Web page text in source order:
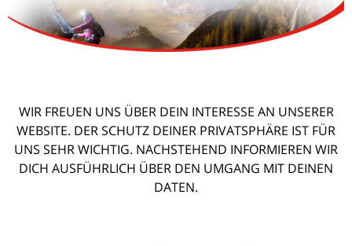
WIR FREUEN UNS ÜBER DEIN INTERESSE AN UNSERER
WEBSITE. DER SCHUTZ DEINER PRIVATSPHÄRE IST FÜR
UNS SEHR WICHTIG. NACHSTEHEND INFORMIEREN WIR
DICH AUSFÜHRLICH ÜBER DEN UMGANG MIT DEINEN
DATEN.